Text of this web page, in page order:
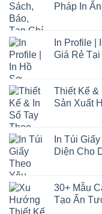
Pháp In
In Profile
Giá Rẻ
Thiết Kế &
Sản Xuất
In Túi
Diện Cho
30+ Mẫu
Tạo Ấn